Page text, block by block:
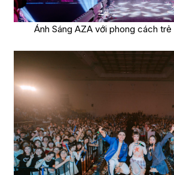
Ánh Sáng AZA với phong cách